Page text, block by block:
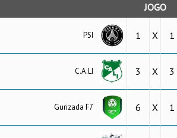
JOGO
PSI 1 X 1
C.A.LI 3 X 3
Gurizada F7 6 X 1